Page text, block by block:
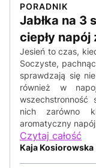
PORADNIK
Jabłka na 3
ciepły
Jesień to czas,
Soczyste,
sprawdzają się
również w
nich zarówno
aromatyczny
Czytaj całość
Kaja Kosiorowska